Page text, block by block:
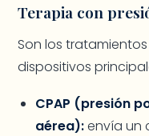
Terapia con
Son los
dispositivos
CPAP (presión
aérea):envía un